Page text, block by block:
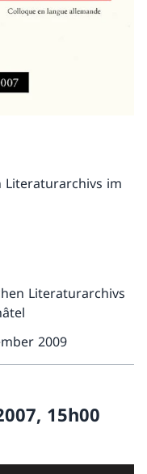
Literaturarchivs im
Literaturarchivs
2009
15h00